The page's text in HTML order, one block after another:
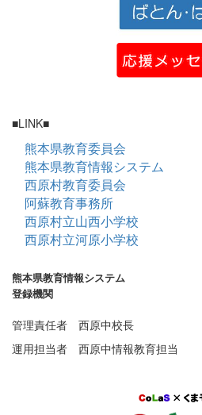
■LINK■
熊本県教育委員会
熊本県教育情報システム
西原村教育委員会
阿蘇教育事務所
西原村立山西小学校
西原村立河原小学校
熊本県教育情報システム
登録機関
管理責任者 西原中校長
運用担当者 西原中情報教育担当